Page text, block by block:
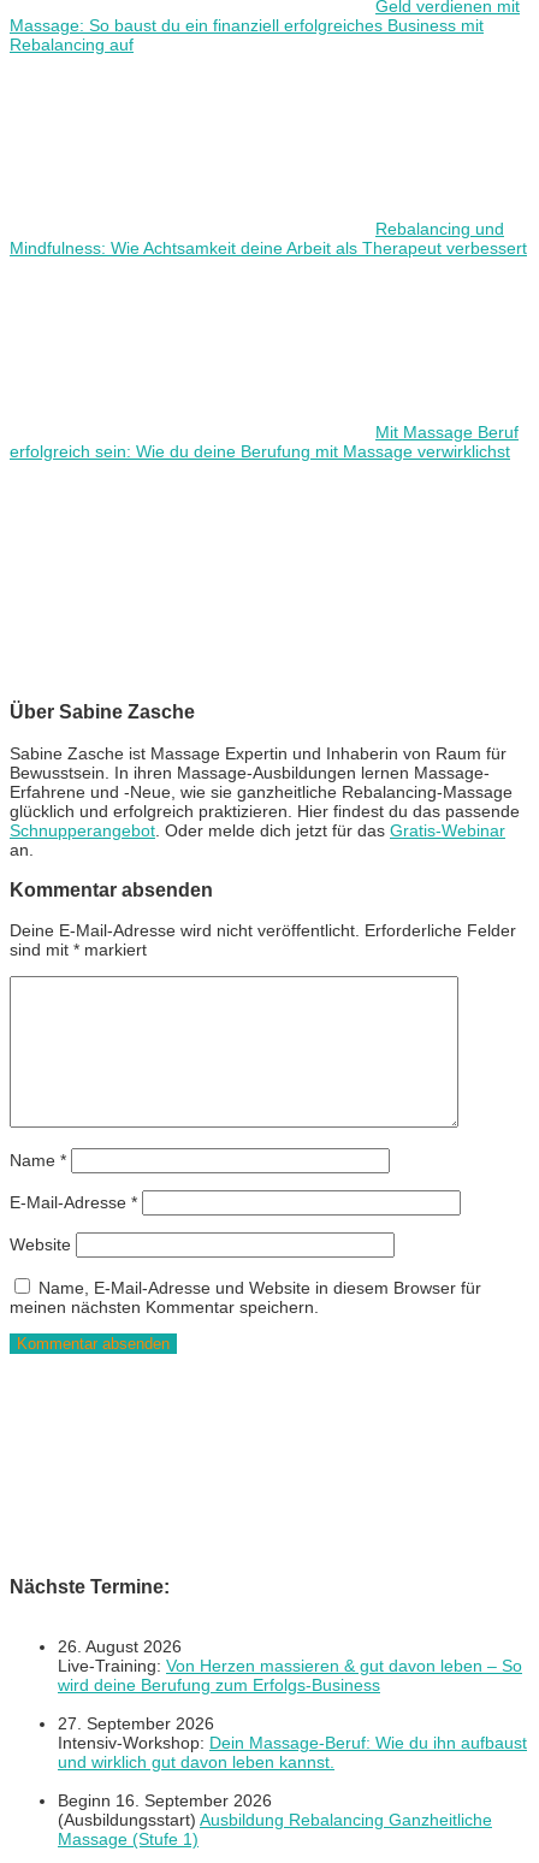
Geld verdienen mit
Massage: So baust du ein finanziell erfolgreiches Business mit
Rebalancing auf
Rebalancing und
Mindfulness: Wie Achtsamkeit deine Arbeit als Therapeut verbessert
Mit Massage Beruf
erfolgreich sein: Wie du deine Berufung mit Massage verwirklichst
Über Sabine Zasche
Sabine Zasche ist Massage Expertin und Inhaberin von Raum für
Bewusstsein. In ihren Massage-Ausbildungen lernen Massage-
Erfahrene und -Neue, wie sie ganzheitliche Rebalancing-Massage
glücklich und erfolgreich praktizieren. Hier findest du das passende
Schnupperangebot . Oder melde dich jetzt für das Gratis-Webinar
an.
Kommentar absenden
Deine E-Mail-Adresse wird nicht veröffentlicht. Erforderliche Felder
sind mit * markiert
Name *
E-Mail-Adresse *
Website
Name, E-Mail-Adresse und Website in diesem Browser für
meinen nächsten Kommentar speichern.
Nächste Termine:
26. August 2026
Live-Training: Von Herzen massieren & gut davon leben – So
wird deine Berufung zum Erfolgs-Business
27. September 2026
Intensiv-Workshop: Dein Massage-Beruf: Wie du ihn aufbaust
und wirklich gut davon leben kannst.
Beginn 16. September 2026
(Ausbildungsstart) Ausbildung Rebalancing Ganzheitliche
Massage (Stufe 1)